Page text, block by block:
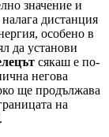
значение и
дистанция
особено в
да установи
сякаш е по-
негова
ще продължава
на